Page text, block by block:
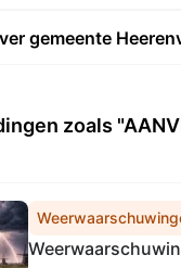
gemeente
zoals